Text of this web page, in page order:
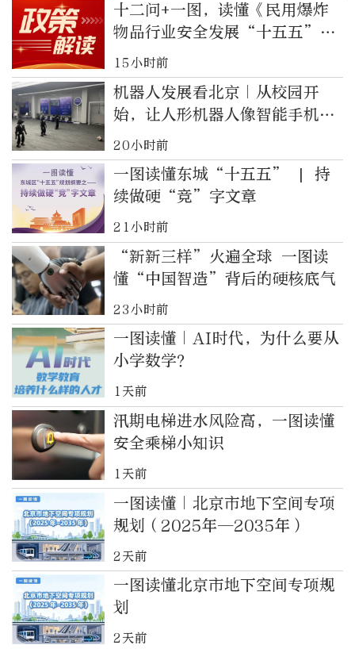
十二问+一图，读懂《民用爆炸
物品行业安全发展“十五五”规
划》
15小时前
机器人发展看北京｜从校园开
始，让人形机器人像智能手机一
样普及
20小时前
一图读懂东城“十五五” | 持
续做硬“竞”字文章
21小时前
“新新三样”火遍全球 一图读
懂“中国智造”背后的硬核底气
23小时前
一图读懂｜AI时代，为什么要从
小学数学？
1天前
汛期电梯进水风险高，一图读懂
安全乘梯小知识
1天前
一图读懂｜北京市地下空间专项
规划（2025年—2035年）
2天前
一图读懂北京市地下空间专项规
划
2天前